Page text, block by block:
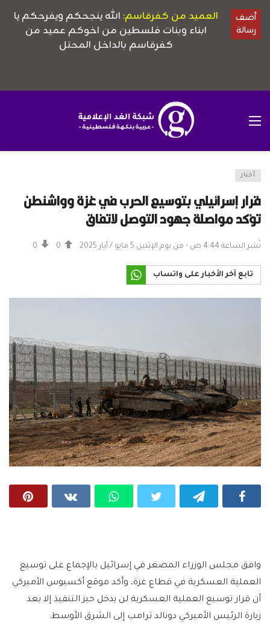
أخبار
قرار إسرائيلي بتوسيع الحرب في غزة وواشنطن
تؤكد مواصلة جهود التوصل لاتفاق
نُشر الساعة 4:44 ص - من يوم الإثنين 5 مايو / أيار 2025 0
0
تابع آخر الأخبار على واتساب
وافق مجلس الوزراء المصغر في إسرائيل بالإجماع على توسيع
العملية العسكرية في قطاع غزة، وأكد موقع أكسيوس الأميركي
أن قرار توسيع العملية العسكرية لن يدخل حيز التنفيذ إلا بعد
زيارة الرئيس الأميركي دونالد ترامب إلى الشرق الأوسط.